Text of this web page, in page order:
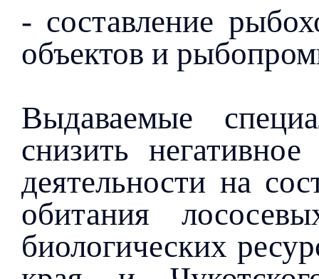
- составление
объектов и
Выдаваемые
снизить
деятельности на
обитания
биологических